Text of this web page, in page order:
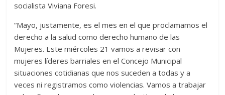
socialista Viviana Foresi.
“Mayo, justamente, es el mes en el que proclamamos el
derecho a la salud como derecho humano de las
Mujeres. Este miércoles 21 vamos a revisar con
mujeres líderes barriales en el Concejo Municipal
situaciones cotidianas que nos suceden a todas y a
veces ni registramos como violencias. Vamos a trabajar